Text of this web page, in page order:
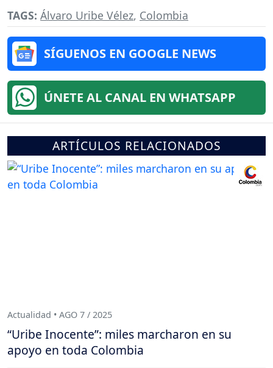
TAGS: Álvaro Uribe Vélez, Colombia
SÍGUENOS EN GOOGLE NEWS
ÚNETE AL CANAL EN WHATSAPP
ARTÍCULOS RELACIONADOS
Actualidad • AGO 7 / 2025
“Uribe Inocente”: miles marcharon en su
apoyo en toda Colombia